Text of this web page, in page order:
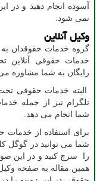
آسوده انجام دهید و در
نمی شود.
وکیل آنلاین
گروه خدمات حقوقدان
خدمات حقوقی آنلاین
رایگان به شما مشاوره
البته خدمات حقوقی
تلگرام نیز از جمله
شما انجام می دهد.
برای استفاده از خدمات
شما می توانید در گوگل
را سرچ کنید و در این
همین مقاله به صفحه